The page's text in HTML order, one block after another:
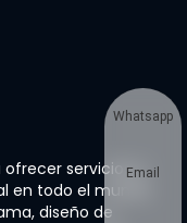
servicios a
en todo el mundo
diseño de
Whatsapp
Email